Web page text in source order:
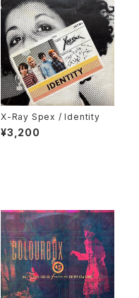
X-Ray Spex / Identity
¥3,200